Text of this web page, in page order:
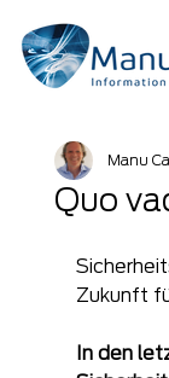
Quo
Manu
Zukunft
In den